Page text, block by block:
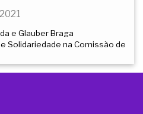
e Glauber Braga
Solidariedade na Comissão de